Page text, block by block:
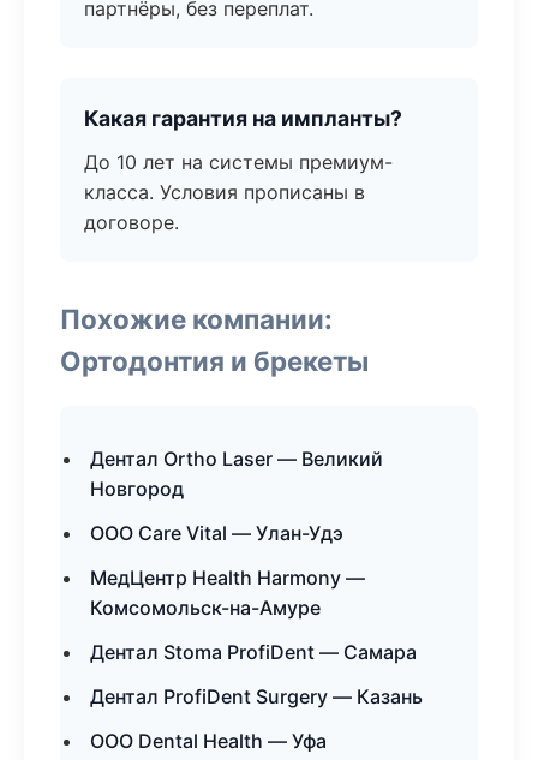
партнёры, без переплат.
Какая гарантия на импланты?
До 10 лет на системы премиум-
класса. Условия прописаны в
договоре.
Похожие компании:
Ортодонтия и брекеты
Дентал Ortho Laser — Великий
Новгород
ООО Care Vital — Улан-Удэ
МедЦентр Health Harmony —
Комсомольск-на-Амуре
Дентал Stoma ProfiDent — Самара
Дентал ProfiDent Surgery — Казань
ООО Dental Health — Уфа